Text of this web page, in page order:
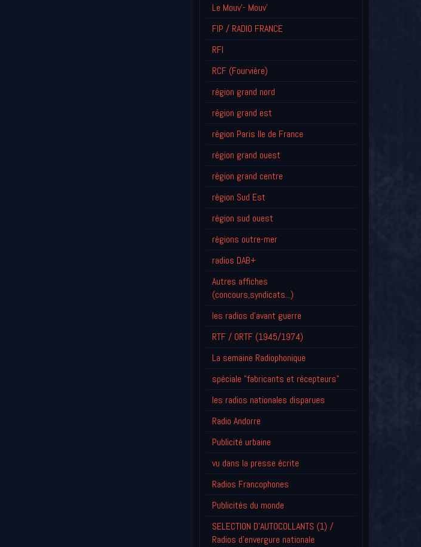
Le Mouv'- Mouv'
FIP / RADIO FRANCE
RFI
RCF (Fourvière)
région grand nord
région grand est
région Paris Ile de France
région grand ouest
région grand centre
région Sud Est
région sud ouest
régions outre-mer
radios DAB+
Autres affiches
(concours,syndicats...)
les radios d'avant guerre
RTF / ORTF (1945/1974)
La semaine Radiophonique
spéciale "fabricants et récepteurs"
les radios nationales disparues
Radio Andorre
Publicité urbaine
vu dans la presse écrite
Radios Francophones
Publicités du monde
SELECTION D'AUTOCOLLANTS (1) /
Radios d'envergure nationale